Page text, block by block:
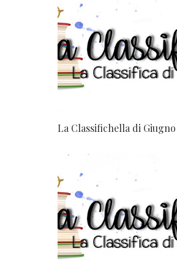
La Classifichella di Giugno